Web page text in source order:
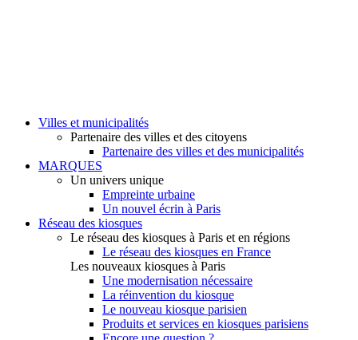
Villes et municipalités
Partenaire des villes et des citoyens
Partenaire des villes et des municipalités
MARQUES
Un univers unique
Empreinte urbaine
Un nouvel écrin à Paris
Réseau des kiosques
Le réseau des kiosques à Paris et en régions
Le réseau des kiosques en France
Les nouveaux kiosques à Paris
Une modernisation nécessaire
La réinvention du kiosque
Le nouveau kiosque parisien
Produits et services en kiosques parisiens